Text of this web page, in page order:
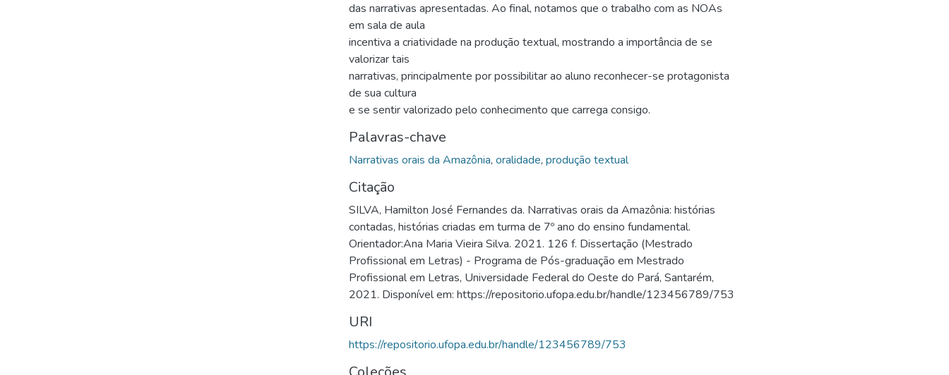
das narrativas apresentadas. Ao final, notamos que o trabalho com as NOAs
em sala de aula
incentiva a criatividade na produção textual, mostrando a importância de se
valorizar tais
narrativas, principalmente por possibilitar ao aluno reconhecer-se protagonista
de sua cultura
e se sentir valorizado pelo conhecimento que carrega consigo.
Palavras-chave
Narrativas orais da Amazônia, oralidade, produção textual
Citação
SILVA, Hamilton José Fernandes da. Narrativas orais da Amazônia: histórias
contadas, histórias criadas em turma de 7º ano do ensino fundamental.
Orientador:Ana Maria Vieira Silva. 2021. 126 f. Dissertação (Mestrado
Profissional em Letras) - Programa de Pós-graduação em Mestrado
Profissional em Letras, Universidade Federal do Oeste do Pará, Santarém,
2021. Disponível em: https://repositorio.ufopa.edu.br/handle/123456789/753
URI
https://repositorio.ufopa.edu.br/handle/123456789/753